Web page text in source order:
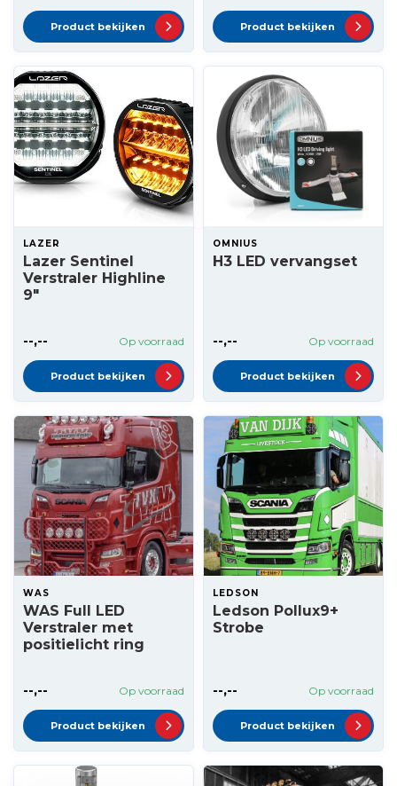
Product bekijken Product bekijken
LAZER
Lazer Sentinel
Verstraler Highline
9"
--,-- Op voorraad
Product bekijken
OMNIUS
H3 LED vervangset
--,-- Op voorraad
Product bekijken
WAS
WAS Full LED
Verstraler met
positielicht ring
--,-- Op voorraad
Product bekijken
LEDSON
Ledson Pollux9+
Strobe
--,-- Op voorraad
Product bekijken